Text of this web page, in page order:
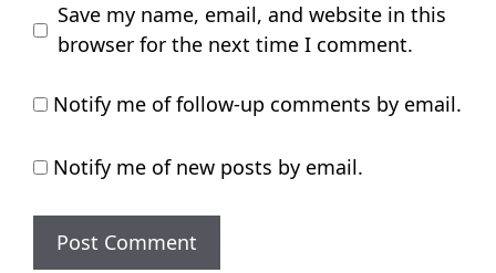
Save my name, email, and website in this
browser for the next time I comment.
Notify me of follow-up comments by email.
Notify me of new posts by email.